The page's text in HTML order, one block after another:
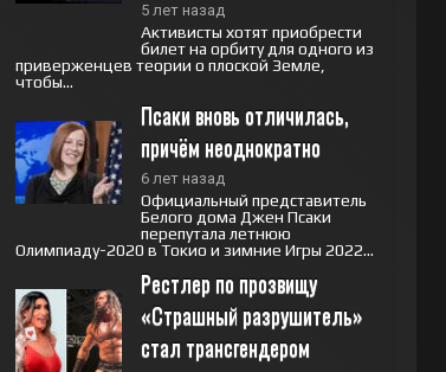
5 лет назад
Активисты хотят приобрести
билет на орбиту для одного из
приверженцев теории о плоской Земле,
чтобы...
Псаки вновь отличилась,
причём неоднократно
6 лет назад
Официальный представитель
Белого дома Джен Псаки
перепутала летнюю
Олимпиаду-2020 в Токио и зимние Игры 2022...
Рестлер по прозвищу
«Страшный разрушитель»
стал трансгендером